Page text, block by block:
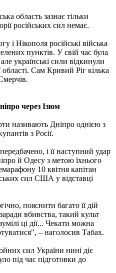
область зазнає тільки
російських сил немає.
і Нікополя російські війська
пунктів. У свій час була
українські сили відкинули
Сам Кривий Ріг кілька
через Ізюм
називають Дніпро однією з
з Росії.
і її наступний удар
й Одесу з метою їхнього
10 квітня капітан
сил США у відставці
пояснити багато її дій
вбивства, такий культ
ці дії... Чекати можна
– наголосив Табах.
сил України нині діє
під час підготовки до